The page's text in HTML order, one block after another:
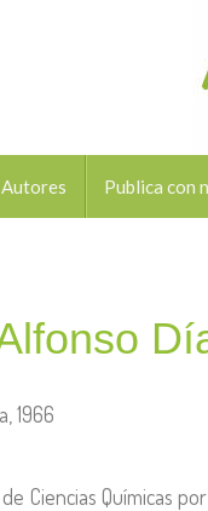
Autores Publica con
1966
Ciencias Químicas